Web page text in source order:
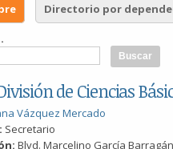
Directorio por
de Ciencias
Vázquez Mercado
Secretario
Blvd. Marcelino García